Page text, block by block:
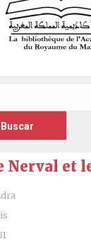
Nerval et